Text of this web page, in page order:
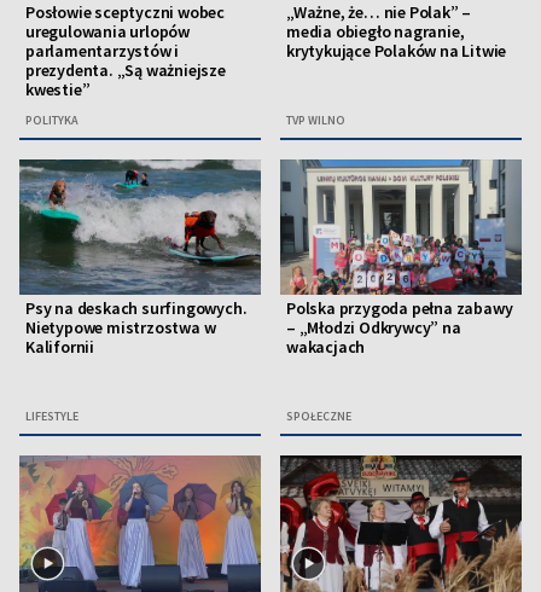
Posłowie sceptyczni wobec
uregulowania urlopów
parlamentarzystów i
prezydenta. „Są ważniejsze
kwestie”
POLITYKA
„Ważne, że… nie Polak” –
media obiegło nagranie,
krytykujące Polaków na Litwie
TVP WILNO
Psy na deskach surfingowych.
Nietypowe mistrzostwa w
Kalifornii
LIFESTYLE
Polska przygoda pełna zabawy
– „Młodzi Odkrywcy” na
wakacjach
SPOŁECZNE